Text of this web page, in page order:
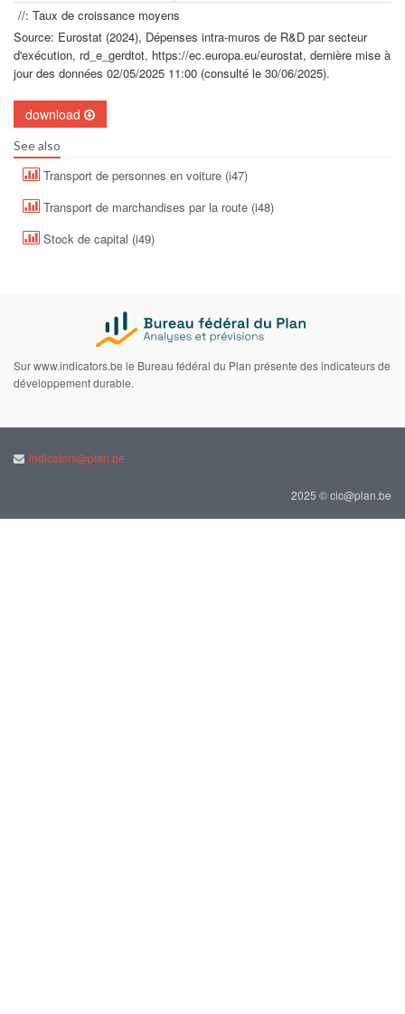
//: Taux de croissance moyens
Source: Eurostat (2024), Dépenses intra-muros de R&D par secteur
d'exécution, rd_e_gerdtot, https://ec.europa.eu/eurostat, dernière mise à
jour des données 02/05/2025 11:00 (consulté le 30/06/2025).
download
See also
Transport de personnes en voiture (i47)
Transport de marchandises par la route (i48)
Stock de capital (i49)
Sur www.indicators.be le Bureau fédéral du Plan présente des indicateurs de
développement durable.
indicators@plan.be
2025 © cic@plan.be